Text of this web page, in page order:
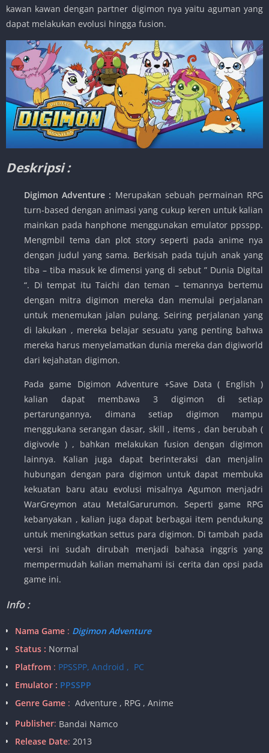
kawan kawan dengan partner digimon nya yaitu aguman yang
dapat melakukan evolusi hingga fusion.
Deskripsi :
Digimon Adventure : Merupakan sebuah permainan RPG
turn-based dengan animasi yang cukup keren untuk kalian
mainkan pada hanphone menggunakan emulator ppsspp.
Mengmbil tema dan plot story seperti pada anime nya
dengan judul yang sama. Berkisah pada tujuh anak yang
tiba – tiba masuk ke dimensi yang di sebut ” Dunia Digital
“. Di tempat itu Taichi dan teman – temannya bertemu
dengan mitra digimon mereka dan memulai perjalanan
untuk menemukan jalan pulang. Seiring perjalanan yang
di lakukan , mereka belajar sesuatu yang penting bahwa
mereka harus menyelamatkan dunia mereka dan digiworld
dari kejahatan digimon.
Pada game Digimon Adventure +Save Data ( English )
kalian dapat membawa 3 digimon di setiap
pertarungannya, dimana setiap digimon mampu
menggukana serangan dasar, skill , items , dan berubah (
digivovle ) , bahkan melakukan fusion dengan digimon
lainnya. Kalian juga dapat berinteraksi dan menjalin
hubungan dengan para digimon untuk dapat membuka
kekuatan baru atau evolusi misalnya Agumon menjadri
WarGreymon atau MetalGarurumon. Seperti game RPG
kebanyakan , kalian juga dapat berbagai item pendukung
untuk meningkatkan settus para digimon. Di tambah pada
versi ini sudah dirubah menjadi bahasa inggris yang
mempermudah kalian memahami isi cerita dan opsi pada
game ini.
Info :
Nama Game : Digimon Adventure
Status : Normal
Platfrom : PPSSPP, Android , PC
Emulator : PPSSPP
Genre Game : Adventure , RPG , Anime
Publisher: Bandai Namco
Release Date: 2013